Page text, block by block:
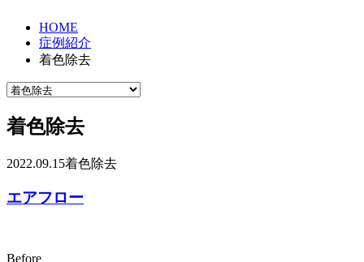
HOME
症例紹介
着色除去
着色除去
2022.09.15着色除去
エアフロー
Before